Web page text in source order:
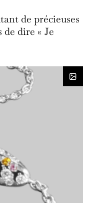
de précieuses
de dire « Je